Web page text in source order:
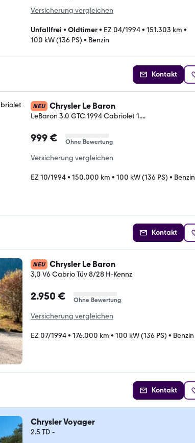
Versicherung vergleichen
Unfallfrei • Oldtimer• EZ 04/1994• 151.303 km •
100 kW (136 PS) • Benzin
Kontakt
NEU Chrysler Le Baron
LeBaron 3.0 GTC 1994 Cabriolet 1....
999 € Ohne Bewertung
Versicherung vergleichen
EZ 10/1994• 150.000 km • 100 kW (136 PS) • Benzin
Kontakt
NEU Chrysler Le Baron
3,0 V6 Cabrio Tüv 8/28 H-Kennz
2.950 € Ohne Bewertung
Versicherung vergleichen
EZ 07/1994• 176.000 km • 100 kW (136 PS) • Benzin
Kontakt
Chrysler Voyager
2.5 TD -